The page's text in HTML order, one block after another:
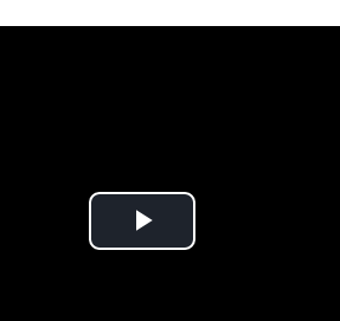
Play